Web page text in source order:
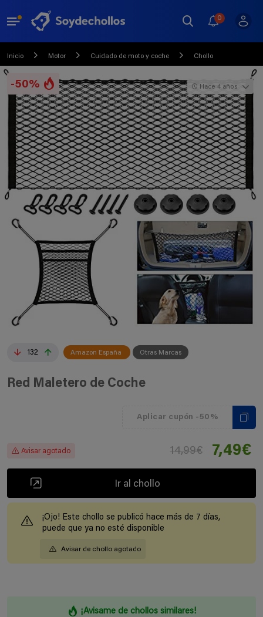
0
Inicio Motor Cuidado de moto y coche Chollo
-50%
132 Amazon España Otras Marcas
Hace 4 años
Red Maletero de Coche
Aplicar cupón -50%
Avisar agotado 14,99€ 7,49€
Ir al chollo
¡Ojo! Este chollo se publicó hace más de 7 días,
puede que ya no esté disponible
Avisar de chollo agotado
¡Avisame de chollos similares!